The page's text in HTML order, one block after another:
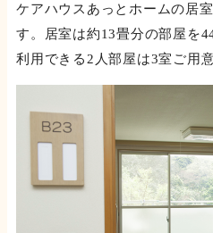
ケアハウスあっとホームの居
す。居室は約13畳分の部屋を
利用できる2人部屋は3室ご用